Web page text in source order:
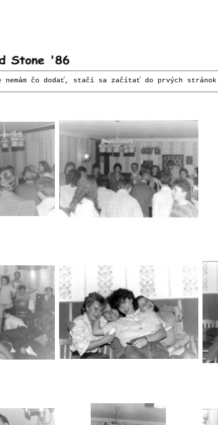
nemám čo dodať, stačí sa začítať do prvých stránok